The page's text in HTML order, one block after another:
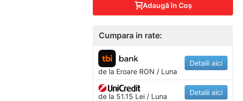
Adaugă în Coş
Cumpara in rate:
de la Eroare RON / Luna
Detalii aici
de la 51.15 Lei / Luna Detalii aici